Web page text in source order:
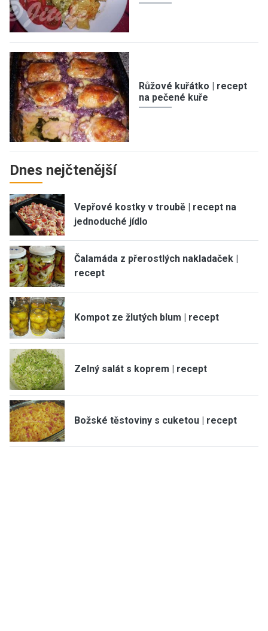
Růžové kuřátko | recept
na pečené kuře
Dnes nejčtenější
Vepřové kostky v troubě | recept na
jednoduché jídlo
Čalamáda z přerostlých nakladaček |
recept
Kompot ze žlutých blum | recept
Zelný salát s koprem | recept
Božské těstoviny s cuketou | recept